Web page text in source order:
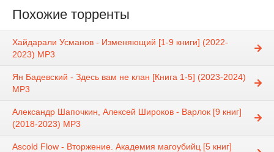
Похожие торренты
Хайдарали Усманов - Изменяющий [1-9 книги] (2022-
2023) МР3
Ян Бадевский - Здесь вам не клан [Книга 1-5] (2023-2024)
MP3
Александр Шапочкин, Алексей Широков - Варлок [9 книг]
(2018-2023) МР3
Ascold Flow - Вторжение. Академия магоубийц [5 книг]